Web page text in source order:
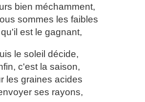
bien méchamment,
sommes les faibles
est le gagnant,
le soleil décide,
c'est la saison,
les graines acides
ses rayons,